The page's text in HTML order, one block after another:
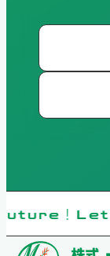
！